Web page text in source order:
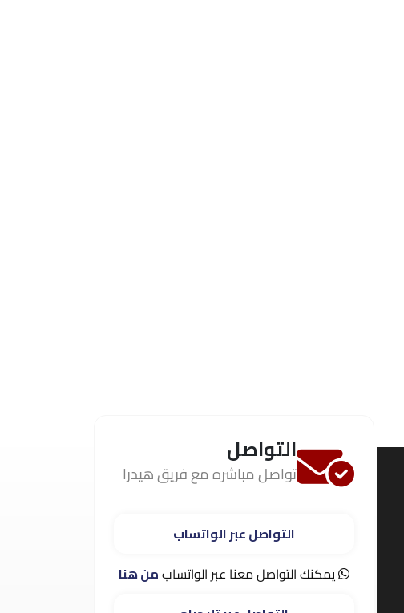
التواصل
تواصل مباشره مع فريق هيدرا
التواصل عبر الواتساب
يمكنك التواصل معنا عبر الواتسابمن هنا